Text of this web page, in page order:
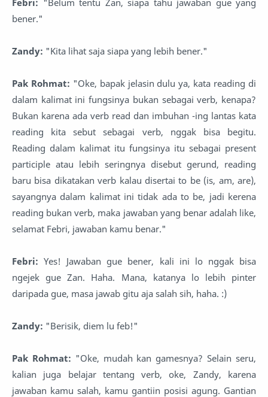
Febri: "Belum tentu Zan, siapa tahu jawaban gue yang
bener."
Zandy: "Kita lihat saja siapa yang lebih bener."
Pak Rohmat: "Oke, bapak jelasin dulu ya, kata reading di
dalam kalimat ini fungsinya bukan sebagai verb, kenapa?
Bukan karena ada verb read dan imbuhan -ing lantas kata
reading kita sebut sebagai verb, nggak bisa begitu.
Reading dalam kalimat itu fungsinya itu sebagai present
participle atau lebih seringnya disebut gerund, reading
baru bisa dikatakan verb kalau disertai to be (is, am, are),
sayangnya dalam kalimat ini tidak ada to be, jadi kerena
reading bukan verb, maka jawaban yang benar adalah like,
selamat Febri, jawaban kamu benar."
Febri: Yes! Jawaban gue bener, kali ini lo nggak bisa
ngejek gue Zan. Haha. Mana, katanya lo lebih pinter
daripada gue, masa jawab gitu aja salah sih, haha. :)
Zandy: "Berisik, diem lu feb!"
Pak Rohmat: "Oke, mudah kan gamesnya? Selain seru,
kalian juga belajar tentang verb, oke, Zandy, karena
jawaban kamu salah, kamu gantiin posisi agung. Gantian